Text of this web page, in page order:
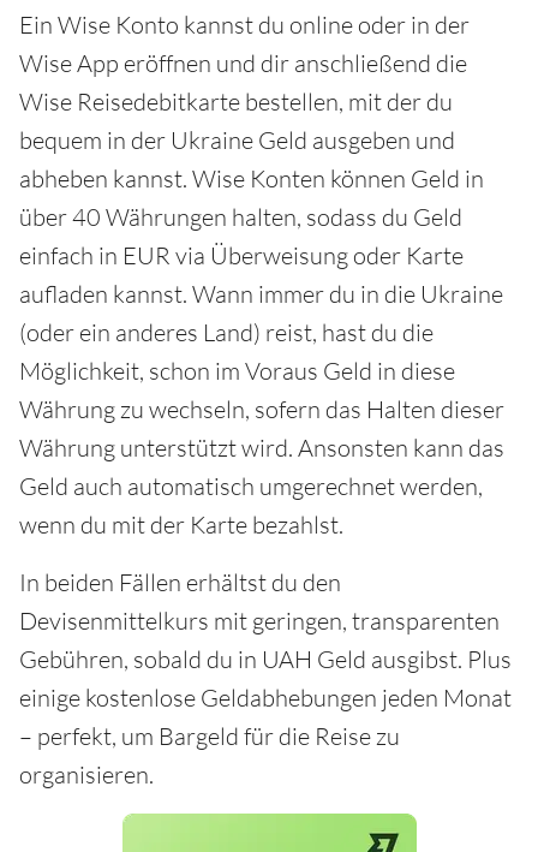
Ein Wise Konto kannst du online oder in der
Wise App eröffnen und dir anschließend die
Wise Reisedebitkarte bestellen, mit der du
bequem in der Ukraine Geld ausgeben und
abheben kannst. Wise Konten können Geld in
über 40 Währungen halten, sodass du Geld
einfach in EUR via Überweisung oder Karte
aufladen kannst. Wann immer du in die Ukraine
(oder ein anderes Land) reist, hast du die
Möglichkeit, schon im Voraus Geld in diese
Währung zu wechseln, sofern das Halten dieser
Währung unterstützt wird. Ansonsten kann das
Geld auch automatisch umgerechnet werden,
wenn du mit der Karte bezahlst.
In beiden Fällen erhältst du den
Devisenmittelkurs mit geringen, transparenten
Gebühren, sobald du in UAH Geld ausgibst. Plus
einige kostenlose Geldabhebungen jeden Monat
– perfekt, um Bargeld für die Reise zu
organisieren.